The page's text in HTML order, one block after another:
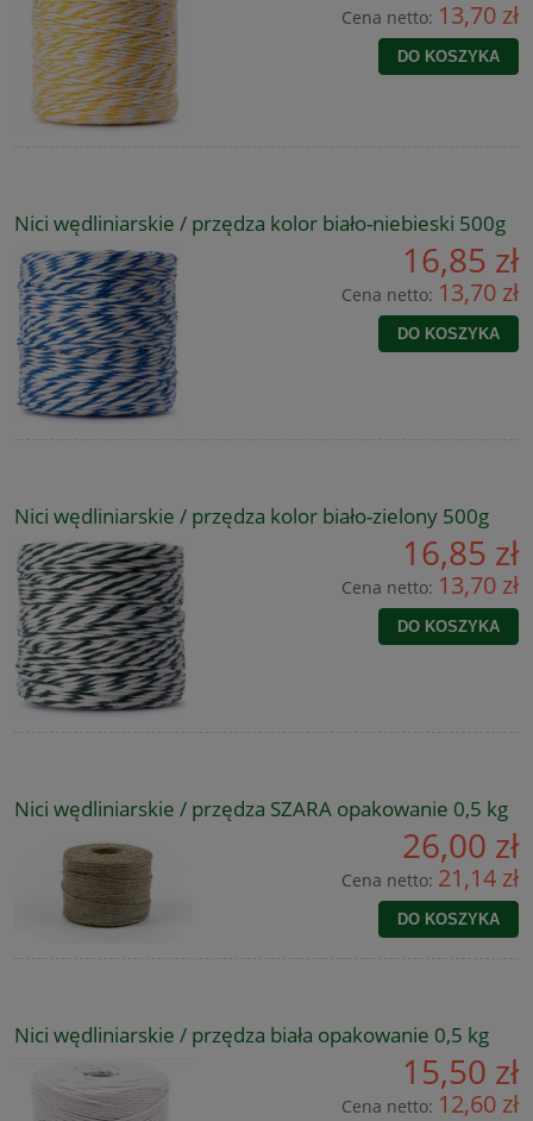
Cena netto: 13,70 zł
DO KOSZYKA
Nici wędliniarskie / przędza kolor biało-niebieski 500g
16,85 zł
Cena netto: 13,70 zł
DO KOSZYKA
Nici wędliniarskie / przędza kolor biało-zielony 500g
16,85 zł
Cena netto: 13,70 zł
DO KOSZYKA
Nici wędliniarskie / przędza SZARA opakowanie 0,5 kg
26,00 zł
Cena netto: 21,14 zł
DO KOSZYKA
Nici wędliniarskie / przędza biała opakowanie 0,5 kg
15,50 zł
Cena netto: 12,60 zł